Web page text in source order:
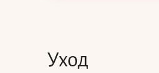
Уход